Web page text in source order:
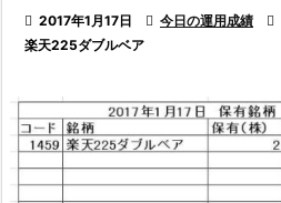
 2017年1月17日  今日の運用成績 
楽天225ダブルベア